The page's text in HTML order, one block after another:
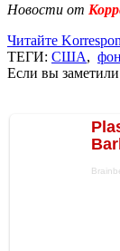
Новости от
Читайте
ТЕГИ: США,
Если вы